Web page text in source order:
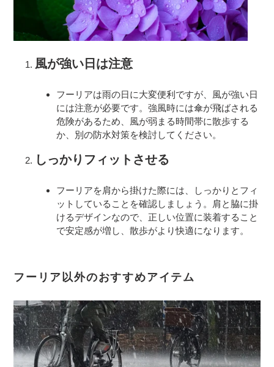
風が強い日は注意
フーリアは雨の日に大変便利ですが、風が強い日
には注意が必要です。強風時には傘が飛ばされる
危険があるため、風が弱まる時間帯に散歩する
か、別の防水対策を検討してください。
しっかりフィットさせる
フーリアを肩から掛けた際には、しっかりとフィ
ットしていることを確認しましょう。肩と脇に掛
けるデザインなので、正しい位置に装着すること
で安定感が増し、散歩がより快適になります。
フーリア以外のおすすめアイテム